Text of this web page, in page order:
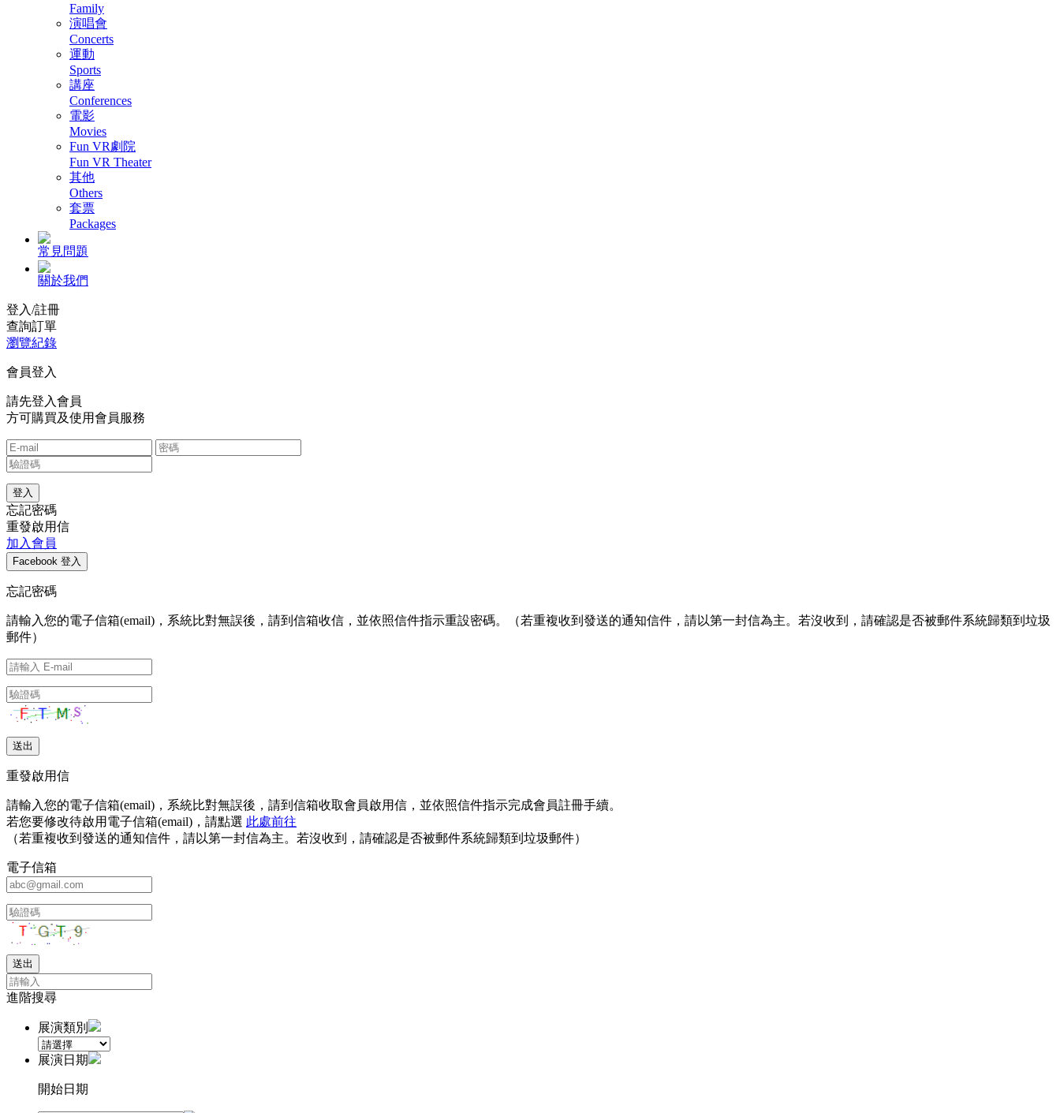
Family
演唱會
Concerts
運動
Sports
講座
Conferences
電影
Movies
Fun VR劇院
Fun VR Theater
其他
Others
套票
Packages
常見問題
關於我們
登入/註冊
查詢訂單
瀏覽紀錄
會員登入
請先登入會員
方可購買及使用會員服務
忘記密碼
重發啟用信
加入會員
忘記密碼
請輸入您的電子信箱(email)，系統比對無誤後，請到信箱收信，並依照信件指示重設密碼。（若重複收到發送的通知信件，請以第一封信為主。若沒收到，請確認是否被郵件系統歸類到垃圾
郵件）
重發啟用信
請輸入您的電子信箱(email)，系統比對無誤後，請到信箱收取會員啟用信，並依照信件指示完成會員註冊手續。
若您要修改待啟用電子信箱(email)，請點選 此處前往
（若重複收到發送的通知信件，請以第一封信為主。若沒收到，請確認是否被郵件系統歸類到垃圾郵件）
電子信箱
進階搜尋
展演類別
展演日期
開始日期